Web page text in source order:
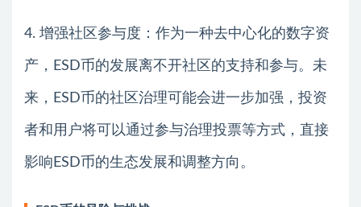
4. 增强社区参与度：作为一种去中心化的数字资
产，ESD币的发展离不开社区的支持和参与。未
来，ESD币的社区治理可能会进一步加强，投资
者和用户将可以通过参与治理投票等方式，直接
影响ESD币的生态发展和调整方向。